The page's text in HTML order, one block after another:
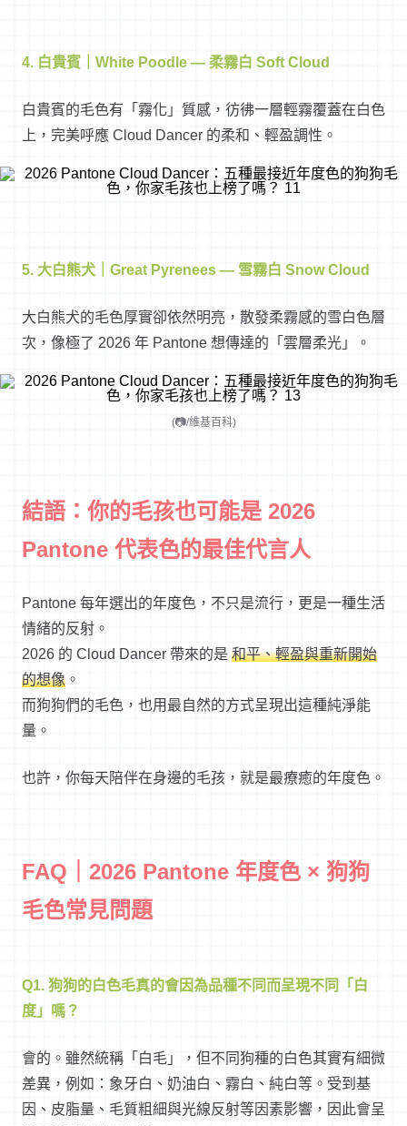
4. 白貴賓｜White Poodle — 柔霧白 Soft Cloud
白貴賓的毛色有「霧化」質感，彷彿一層輕霧覆蓋在白色
上，完美呼應 Cloud Dancer 的柔和、輕盈調性。
5. 大白熊犬｜Great Pyrenees — 雪霧白 Snow Cloud
大白熊犬的毛色厚實卻依然明亮，散發柔霧感的雪白色層
次，像極了 2026 年 Pantone 想傳達的「雲層柔光」。
(📷/維基百科)
結語：你的毛孩也可能是 2026
Pantone 代表色的最佳代言人
Pantone 每年選出的年度色，不只是流行，更是一種生活
情緒的反射。
2026 的 Cloud Dancer 帶來的是 和平、輕盈與重新開始
的想像 。
而狗狗們的毛色，也用最自然的方式呈現出這種純淨能
量。
也許，你每天陪伴在身邊的毛孩，就是最療癒的年度色。
FAQ｜2026 Pantone 年度色 × 狗狗
毛色常見問題
Q1. 狗狗的白色毛真的會因為品種不同而呈現不同「白
度」嗎？
會的。雖然統稱「白毛」，但不同狗種的白色其實有細微
差異，例如：象牙白、奶油白、霧白、純白等。受到基
因、皮脂量、毛質粗細與光線反射等因素影響，因此會呈